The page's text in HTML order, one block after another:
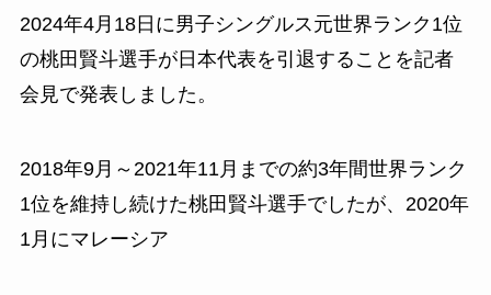
2024年4月18日に男子シングルス元世界ランク1位
の桃田賢斗選手が日本代表を引退することを記者
会見で発表しました。
2018年9月～2021年11月までの約3年間世界ランク
1位を維持し続けた桃田賢斗選手でしたが、2020年
1月にマレーシア